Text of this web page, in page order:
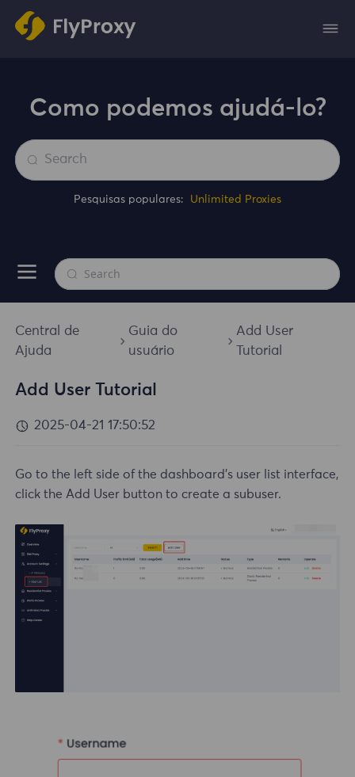
Como podemos ajudá-lo?
Pesquisas populares: Unlimited Proxies
Central de
Ajuda
Guia do
usuário
Add User
Tutorial
Add User Tutorial
2025-04-21 17:50:52
Go to the left side of the dashboard's user list interface,
click the Add User button to create a subuser.